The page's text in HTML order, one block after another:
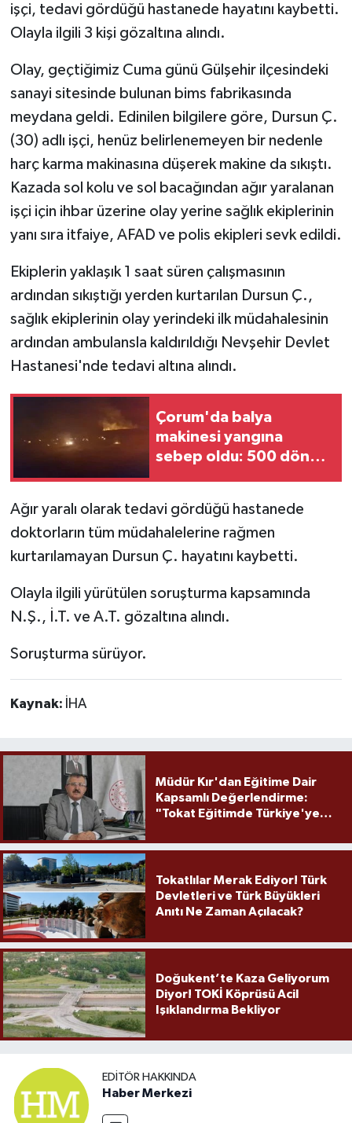
işçi, tedavi gördüğü hastanede hayatını kaybetti.
Olayla ilgili 3 kişi gözaltına alındı.
Olay, geçtiğimiz Cuma günü Gülşehir ilçesindeki
sanayi sitesinde bulunan bims fabrikasında
meydana geldi. Edinilen bilgilere göre, Dursun Ç.
(30) adlı işçi, henüz belirlenemeyen bir nedenle
harç karma makinasına düşerek makine da sıkıştı.
Kazada sol kolu ve sol bacağından ağır yaralanan
işçi için ihbar üzerine olay yerine sağlık ekiplerinin
yanı sıra itfaiye, AFAD ve polis ekipleri sevk edildi.
Ekiplerin yaklaşık 1 saat süren çalışmasının
ardından sıkıştığı yerden kurtarılan Dursun Ç.,
sağlık ekiplerinin olay yerindeki ilk müdahalesinin
ardından ambulansla kaldırıldığı Nevşehir Devlet
Hastanesi'nde tedavi altına alındı.
Çorum'da balya
makinesi yangına
sebep oldu: 500 dönüm
Ağır yaralı olarak tedavi gördüğü hastanede
doktorların tüm müdahalelerine rağmen
kurtarılamayan Dursun Ç. hayatını kaybetti.
Olayla ilgili yürütülen soruşturma kapsamında
N.Ş., İ.T. ve A.T. gözaltına alındı.
Soruşturma sürüyor.
Kaynak: İHA
Müdür Kır'dan Eğitime Dair
Kapsamlı Değerlendirme:
"Tokat Eğitimde Türkiye'ye
Tokatlılar Merak Ediyor! Türk
Devletleri ve Türk Büyükleri
Anıtı Ne Zaman Açılacak?
Doğukent’te Kaza Geliyorum
Diyor! TOKİ Köprüsü Acil
Işıklandırma Bekliyor
EDITÖR HAKKINDA
Haber Merkezi